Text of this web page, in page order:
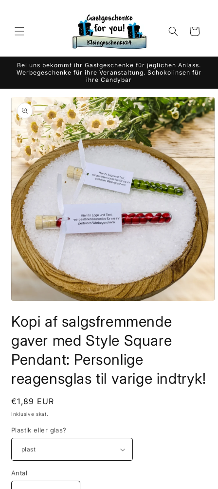
Indkøbskurv
Bei uns bekommt ihr Gastgeschenke für jeglichen Anlass.
Werbegeschenke für ihre Veranstaltung. Schokolinsen für
ihre Candybar
til
1Kopi af salgsfremmende
gaver med Style Square
Pendant: Personlige
reagensglas til varige indtryk!
Normalpris
€1,89 EUR
Inklusive skat.
Plastik eller glas?
Antal